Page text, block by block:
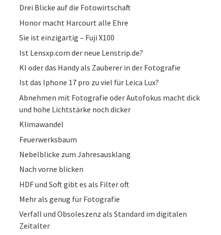
Drei Blicke auf die Fotowirtschaft
Honor macht Harcourt alle Ehre
Sie ist einzigartig – Fuji X100
Ist Lensxp.com der neue Lenstrip.de?
KI oder das Handy als Zauberer in der Fotografie
Ist das Iphone 17 pro zu viel für Leica Lux?
Abnehmen mit Fotografie oder Autofokus macht dick
und hohe Lichtstärke noch dicker
Klimawandel
Feuerwerksbaum
Nebelblicke zum Jahresausklang
Nach vorne blicken
HDF und Soft gibt es als Filter oft
Mehr als genug für Fotografie
Verfall und Obsoleszenz als Standard im digitalen
Zeitalter